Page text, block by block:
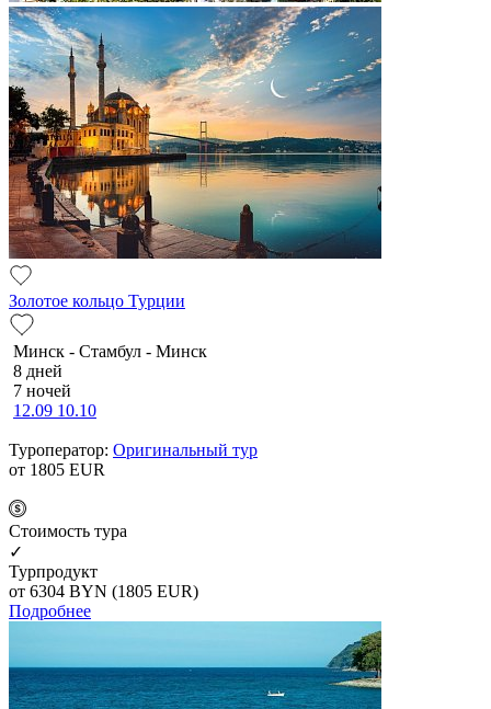
Золотое кольцо Турции
Минск - Стамбул - Минск
8 дней
7 ночей
12.09 10.10
Туроператор: Оригинальный тур
от 1805 EUR
Cтоимость тура
✓
Турпродукт
от 6304 BYN (1805 EUR)
Подробнее